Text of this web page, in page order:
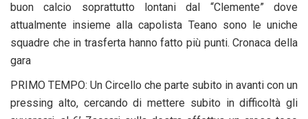
buon calcio soprattutto lontani dal “Clemente” dove
attualmente insieme alla capolista Teano sono le uniche
squadre che in trasferta hanno fatto più punti. Cronaca della
gara
PRIMO TEMPO: Un Circello che parte subito in avanti con un
pressing alto, cercando di mettere subito in difficoltà gli